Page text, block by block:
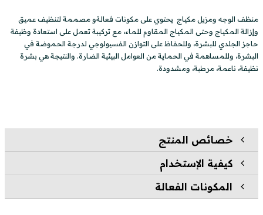
منظف الوجه ومزيل مكياج يحتوي على مكونات فعالةو مصممة لتنظيف عميق
وإزالة المكياج وحتى المكياج المقاوم للماء، مع تركيبة تعمل على استعادة وظيفة
حاجز الجلدي للبشرة، وللحفاظ على التوازن الفسيولوجي لدرجة الحموضة في
البشرة، وللمساهمة في الحماية من العوامل البيئية الضارة. والنتيجة هي بشرة
نظيفة، ناعمة، مرطبة، ومشدودة.
خصائص المنتج
كيفية الإستخدام
المكونات الفعالة